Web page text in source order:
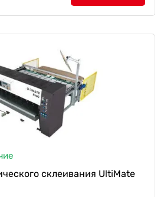
склеивания UltiMate